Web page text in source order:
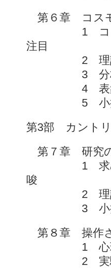
第６章 コス
1 コスモポ
注目
2 理論
3 分
4 表象
5 小
第3部 カントリ
第７章 研究
1 求められ
唆
2 理論的
3 小
第８章 操作さ
1 心理的
2 実